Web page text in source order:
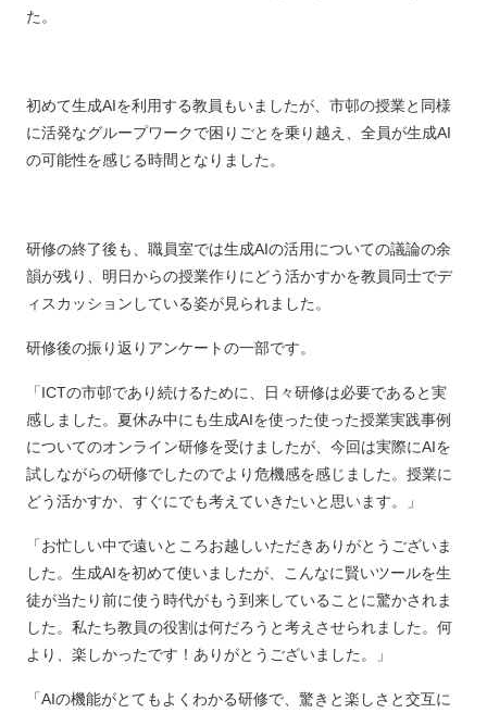
た。
初めて生成AIを利用する教員もいましたが、市邨の授業と同様
に活発なグループワークで困りごとを乗り越え、全員が生成AI
の可能性を感じる時間となりました。
研修の終了後も、職員室では生成AIの活用についての議論の余
韻が残り、明日からの授業作りにどう活かすかを教員同士でデ
ィスカッションしている姿が見られました。
研修後の振り返りアンケートの一部です。
「ICTの市邨であり続けるために、日々研修は必要であると実
感しました。夏休み中にも生成AIを使った使った授業実践事例
についてのオンライン研修を受けましたが、今回は実際にAIを
試しながらの研修でしたのでより危機感を感じました。授業に
どう活かすか、すぐにでも考えていきたいと思います。」
「お忙しい中で遠いところお越しいただきありがとうございま
した。生成AIを初めて使いましたが、こんなに賢いツールを生
徒が当たり前に使う時代がもう到来していることに驚かされま
した。私たち教員の役割は何だろうと考えさせられました。何
より、楽しかったです！ありがとうございました。」
「AIの機能がとてもよくわかる研修で、驚きと楽しさと交互に